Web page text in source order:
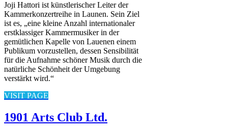
Joji Hattori ist künstlerischer Leiter der
Kammerkonzertreihe in Launen. Sein Ziel
ist es, „eine kleine Anzahl internationaler
erstklassiger Kammermusiker in der
gemütlichen Kapelle von Lauenen einem
Publikum vorzustellen, dessen Sensibilität
für die Aufnahme schöner Musik durch die
natürliche Schönheit der Umgebung
verstärkt wird.“
VISIT PAGE
1901 Arts Club Ltd.